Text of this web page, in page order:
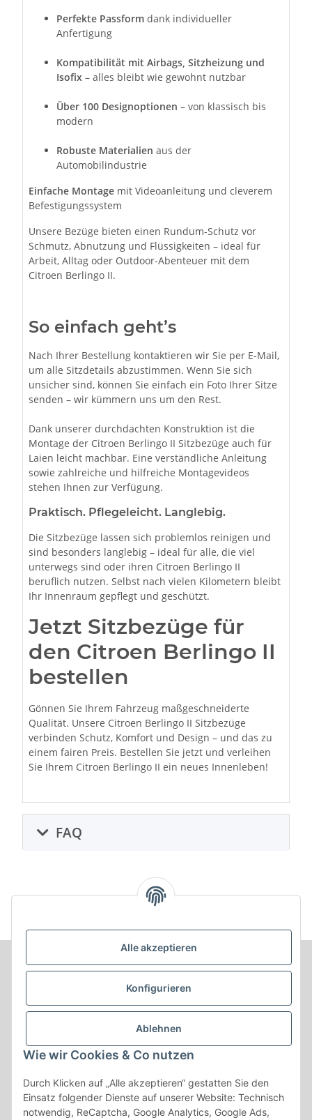
Alle akzeptieren
Konfigurieren
Ablehnen
Wie wir Cookies & Co nutzen
Durch Klicken auf „Alle akzeptieren“ gestatten Sie den
Einsatz folgender Dienste auf unserer Website: Technisch
notwendig, ReCaptcha, Google Analytics, Google Ads,
Perfekte Passform dank individueller
Anfertigung
Kompatibilität mit Airbags, Sitzheizung und
Isofix – alles bleibt wie gewohnt nutzbar
Über 100 Designoptionen – von klassisch bis
modern
Robuste Materialien aus der
Automobilindustrie
Einfache Montage mit Videoanleitung und cleverem
Befestigungssystem
Unsere Bezüge bieten einen Rundum-Schutz vor
Schmutz, Abnutzung und Flüssigkeiten – ideal für
Arbeit, Alltag oder Outdoor-Abenteuer mit dem
Citroen Berlingo II.
So einfach geht’s
Nach Ihrer Bestellung kontaktieren wir Sie per E-Mail,
um alle Sitzdetails abzustimmen. Wenn Sie sich
unsicher sind, können Sie einfach ein Foto Ihrer Sitze
senden – wir kümmern uns um den Rest.
Dank unserer durchdachten Konstruktion ist die
Montage der Citroen Berlingo II Sitzbezüge auch für
Laien leicht machbar. Eine verständliche Anleitung
sowie zahlreiche und hilfreiche Montagevideos
stehen Ihnen zur Verfügung.
Praktisch. Pflegeleicht. Langlebig.
Die Sitzbezüge lassen sich problemlos reinigen und
sind besonders langlebig – ideal für alle, die viel
unterwegs sind oder ihren Citroen Berlingo II
beruflich nutzen. Selbst nach vielen Kilometern bleibt
Ihr Innenraum gepflegt und geschützt.
Jetzt Sitzbezüge für
den Citroen Berlingo II
bestellen
Gönnen Sie Ihrem Fahrzeug maßgeschneiderte
Qualität. Unsere Citroen Berlingo II Sitzbezüge
verbinden Schutz, Komfort und Design – und das zu
einem fairen Preis. Bestellen Sie jetzt und verleihen
Sie Ihrem Citroen Berlingo II ein neues Innenleben!
FAQ
Informationen
Produkt Informationen
Shop Informationen
Gesetzliche Informationen